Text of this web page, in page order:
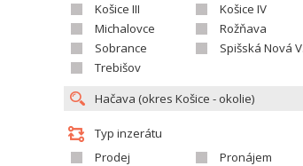
Košice III
Košice IV
Michalovce
Rožňava
Sobrance
Spišská Nová Ves
Trebišov
Typ inzerátu
Prodej
Pronájem